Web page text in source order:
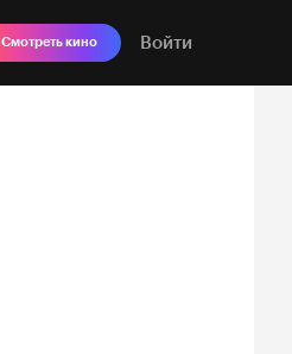
Смотреть кино Войти